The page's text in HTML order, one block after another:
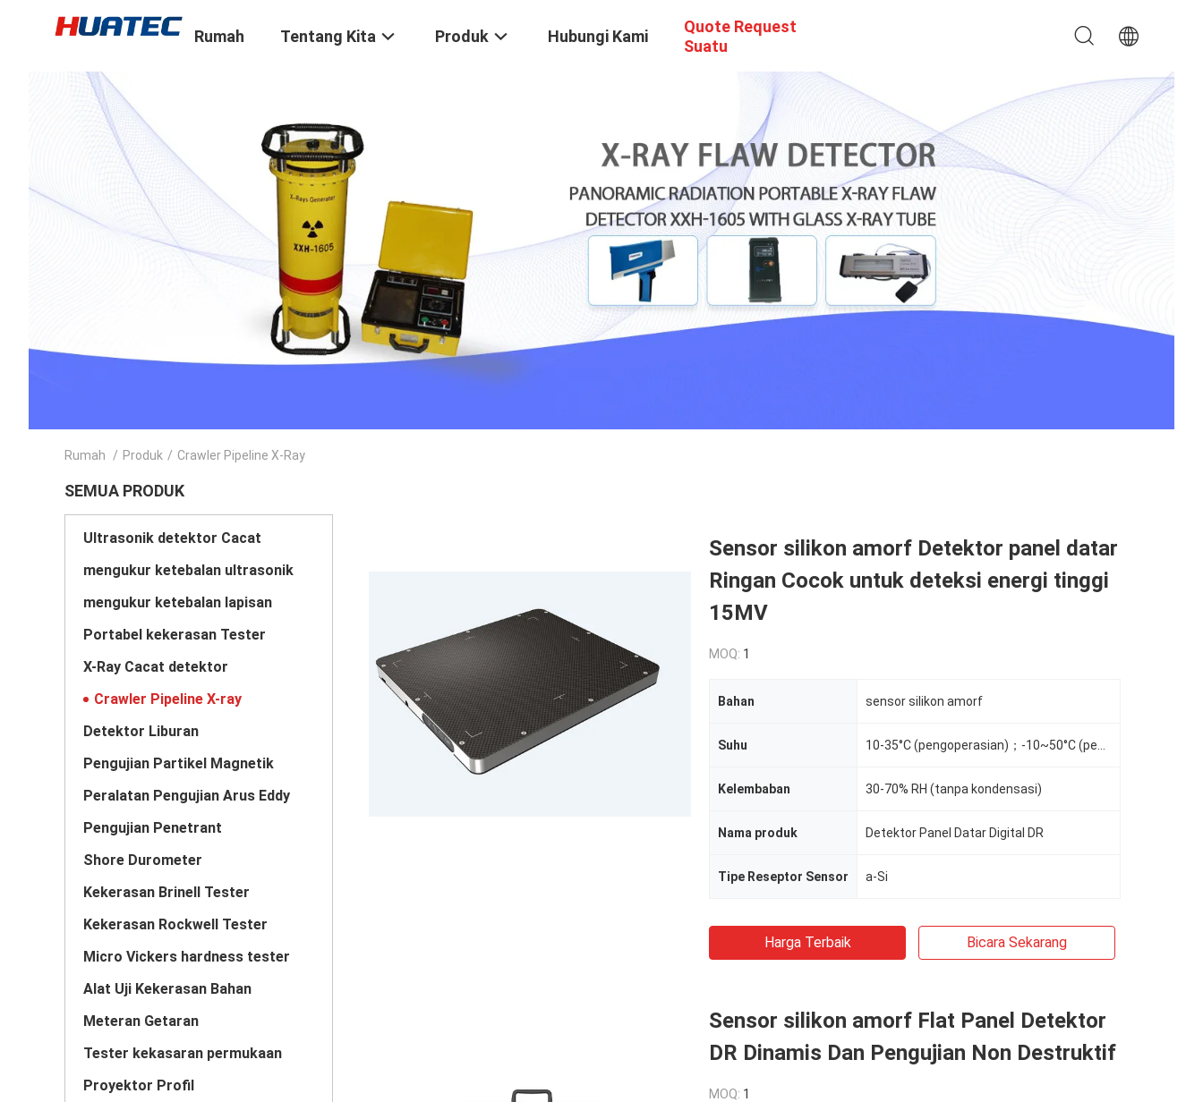
Rumah Tentang Kita Produk Hubungi Kami
Quote Request
Suatu
Rumah / Produk / Crawler Pipeline X-Ray
SEMUA PRODUK
Ultrasonik detektor Cacat
mengukur ketebalan ultrasonik
mengukur ketebalan lapisan
Portabel kekerasan Tester
X-Ray Cacat detektor
Crawler Pipeline X-ray
Detektor Liburan
Pengujian Partikel Magnetik
Peralatan Pengujian Arus Eddy
Pengujian Penetrant
Shore Durometer
Kekerasan Brinell Tester
Kekerasan Rockwell Tester
Micro Vickers hardness tester
Alat Uji Kekerasan Bahan
Meteran Getaran
Tester kekasaran permukaan
Proyektor Profil
Sensor silikon amorf Detektor panel datar
Ringan Cocok untuk deteksi energi tinggi
15MV
MOQ: 1
Bahan sensor silikon amorf
Suhu
Kelembaban 30-70% RH (tanpa kondensasi)
Nama produk Detektor Panel Datar Digital DR
Tipe Reseptor Sensor a-Si
Harga Terbaik Bicara Sekarang
Sensor silikon amorf Flat Panel Detektor
DR Dinamis Dan Pengujian Non Destruktif
MOQ: 1